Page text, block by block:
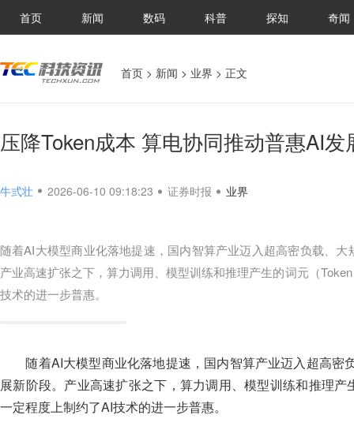
首页 新闻 数码 科普 探知 奇闻
首页 > 新闻 > 业界 > 正文
压降Token成本 算电协同推动普惠AI发
牛弎壮 2026-06-10 09:18:23 证券时报 业界
随着AI大模型商业化落地提速，国内智算产业迈入超高密负载、
产业高速扩张之下，算力调用、模型训练和推理产生的词元（
技术的进一步普惠。
随着AI大模型商业化落地提速，国内智算产业迈入超高密
展新阶段。产业高速扩张之下，算力调用、模型训练和推理
一定程度上制约了AI技术的进一步普惠。